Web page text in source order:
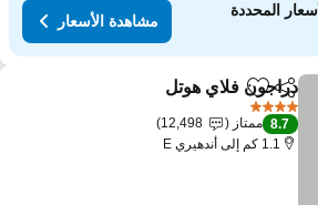
المحددة
مشاهدة الأسعار
مشاركةAdd to favorites
دراجون فلاي هوتل
8.7 ممتاز
12,498
1.1 كم إلى أندهيري E